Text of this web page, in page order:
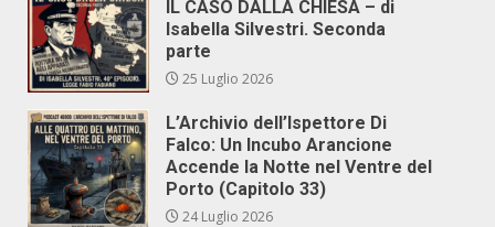
IL CASO DALLA CHIESA – di
Isabella Silvestri. Seconda
parte
25 Luglio 2026
L’Archivio dell’Ispettore Di
Falco: Un Incubo Arancione
Accende la Notte nel Ventre del
Porto (Capitolo 33)
24 Luglio 2026